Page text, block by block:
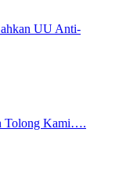
UU Anti-
Tolong Kami….